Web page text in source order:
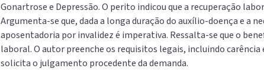
Gonartrose e Depressão. O perito indicou que a recuperação
Argumenta-se que, dada a longa duração do auxílio-doença e a
aposentadoria por invalidez é imperativa. Ressalta-se que o
laboral. O autor preenche os requisitos legais, incluindo
solicita o julgamento procedente da demanda.